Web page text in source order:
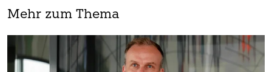
Mehr zum Thema